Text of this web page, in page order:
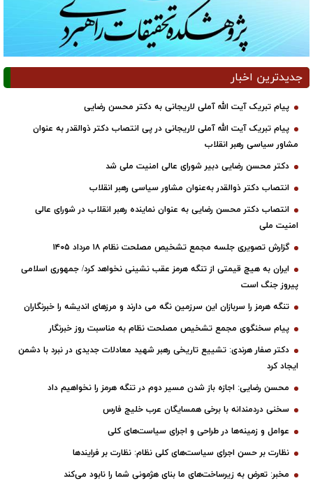
جدیدترین اخبار
پیام تبریک آیت الله آملی لاریجانی به دکتر محسن رضایی
پیام تبریک آیت الله آملی لاریجانی در پی انتصاب دکتر ذوالقدر به عنوان
مشاور سیاسی رهبر انقلاب
دکتر محسن رضایی دبیر شورای عالی امنیت ملی شد
انتصاب دکتر ذوالقدر به‌عنوان مشاور سیاسی رهبر انقلاب
انتصاب دکتر محسن رضایی به عنوان نماینده رهبر انقلاب در شورای عالی
امنیت ملی
گزارش تصویری جلسه مجمع تشخیص مصلحت نظام ۱۸ مرداد ۱۴۰۵
ایران به هیچ قیمتی از تنگه هرمز عقب نشینی نخواهد کرد/ جمهوری اسلامی
پیروز جنگ است
تنگه هرمز را سربازان این سرزمین نگه می دارند و مرزهای اندیشه را خبرنگاران
پیام سخنگوی مجمع تشخیص مصلحت نظام به مناسبت روز خبرنگار
دکتر صفار هرندی: تشییع تاریخی رهبر شهید معادلات جدیدی در نبرد با دشمن
ایجاد کرد
محسن رضایی: اجازه باز شدن مسیر دوم در تنگه هرمز را نخواهیم داد
سخنی دردمندانه با برخی همسایگان عرب خلیج فارس
عوامل و زمینه‌ها در طراحی و اجرای سیاست‌های کلی
نظارت بر حسن اجرای سیاست‌های کلی نظام: نظارت بر فرایندها
مخبر: تعرض به زیرساخت‌های ما بنای هژمونی شما را نابود می‌کند